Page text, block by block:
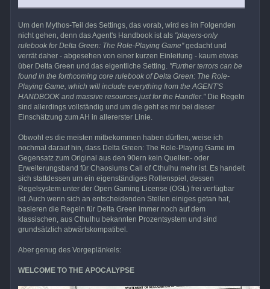
Um den Mythos-Teil des Settings, das vorab, wird es im Folgenden
nicht gehen, denn das Agent's Handbook ist als "players-only
rulebook for Delta Green: The Role-Playing Game"gedacht und
verrät daher - abgesehen von einer kurzen Einleitung - kaum etwas
über Delta Green und das eigentliche Setting. "Further terrors can be
found in the forthcoming core rulebook of Delta Green: The Role-
Playing Game, which will include everything from the AGENT'S
HANDBOOK and massive resources just for the Handler."Die Regeln
sind allerdings vollständig und um die geht es mir bei dieser
Einschätzung zum AH in allererster Linie.
Obwohl es die meisten mitbekommen haben dürften, weise ich
nochmal darauf hin, dass Delta Green: The Role-Playing Game im
Gegensatz zum Original aus den 90ern kein Quellen- oder
Erweiterungsband für Chaosiums Call of Cthulhu mehr ist. Es handelt
sich stattdessen um ein eigenständiges Rollenspiel, dessen
Regelsystem unter der Open Gaming License (OGL) frei verfügbar
ist. Auch wenn sich an entscheidenden Stellen einiges getan hat,
basieren die Regeln für Delta Green immer noch auf dem
klassischen, aus Cthulhu bekannten Prozentsystem und sind
grundsätzlich abwärtskompatibel.
Aber genug des Vorgeplänkels:
WELCOME TO THE APOCALYPSE